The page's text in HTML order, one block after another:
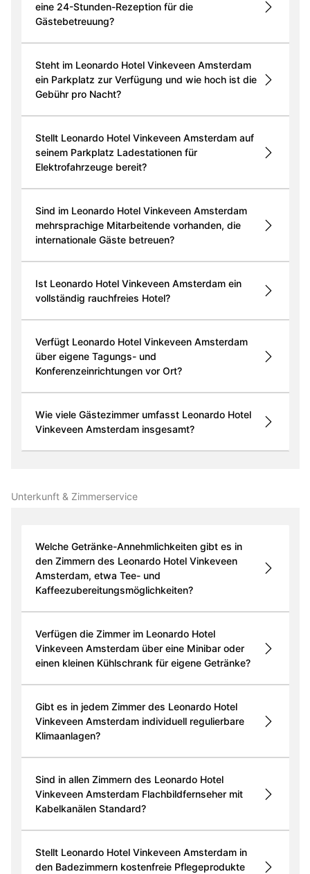
eine 24-Stunden-Rezeption für die
Gästebetreuung?
Steht im Leonardo Hotel Vinkeveen Amsterdam
ein Parkplatz zur Verfügung und wie hoch ist die
Gebühr pro Nacht?
Stellt Leonardo Hotel Vinkeveen Amsterdam auf
seinem Parkplatz Ladestationen für
Elektrofahrzeuge bereit?
Sind im Leonardo Hotel Vinkeveen Amsterdam
mehrsprachige Mitarbeitende vorhanden, die
internationale Gäste betreuen?
Ist Leonardo Hotel Vinkeveen Amsterdam ein
vollständig rauchfreies Hotel?
Verfügt Leonardo Hotel Vinkeveen Amsterdam
über eigene Tagungs- und
Konferenzeinrichtungen vor Ort?
Wie viele Gästezimmer umfasst Leonardo Hotel
Vinkeveen Amsterdam insgesamt?
Unterkunft & Zimmer­service
Welche Getränke-Annehmlichkeiten gibt es in
den Zimmern des Leonardo Hotel Vinkeveen
Amsterdam, etwa Tee- und
Kaffeezubereitungsmöglichkeiten?
Verfügen die Zimmer im Leonardo Hotel
Vinkeveen Amsterdam über eine Minibar oder
einen kleinen Kühlschrank für eigene Getränke?
Gibt es in jedem Zimmer des Leonardo Hotel
Vinkeveen Amsterdam individuell regulierbare
Klimaanlagen?
Sind in allen Zimmern des Leonardo Hotel
Vinkeveen Amsterdam Flachbildfernseher mit
Kabelkanälen Standard?
Stellt Leonardo Hotel Vinkeveen Amsterdam in
den Badezimmern kostenfreie Pflegeprodukte